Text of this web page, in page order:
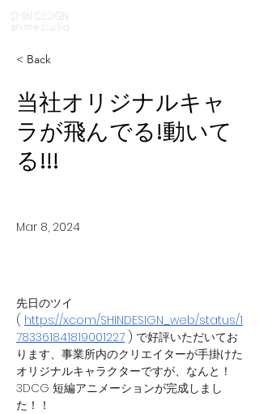
< Back
当社オリジナルキャ
ラが飛んでる!動いて
る!!!
Mar 8, 2024
先日のツイ
( https://x.com/SHINDESIGN_web/status/1
783361841819001227 ) で好評いただいてお
ります、事業所内のクリエイターが手掛けた
オリジナルキャラクターですが、なんと！
3DCG 短編アニメーションが完成しまし
た！！